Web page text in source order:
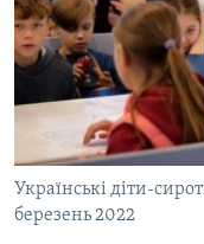
Українські діти-
березень 2022